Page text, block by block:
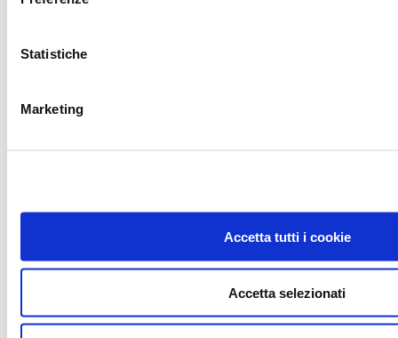
Statistiche
Marketing
Accetta tutti i cookie
Accetta selezionati
Aggiuntivi